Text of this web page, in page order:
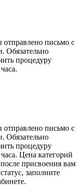
отправлено письмо с
Обязательно
процедуру
отправлено письмо с
Обязательно
процедуру
Цена категорий
присвоения вам
заполните